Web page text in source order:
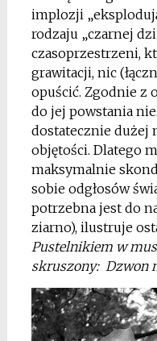
implozji
rodzaju „czarnej
czasoprzestrzeni,
grawitacji, nic
opuścić. Zgodnie z
do jej powstania
dostatecznie dużej
objętości. Dlatego
maksymalnie
sobie odgłosów
potrzebna jest do
ziarno), ilustruje
Pustelnikiem w
skruszony: Dzwon